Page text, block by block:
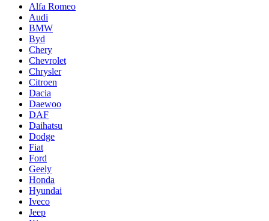
Alfa Romeo
Audi
BMW
Byd
Chery
Chevrolet
Chrysler
Citroen
Dacia
Daewoo
DAF
Daihatsu
Dodge
Fiat
Ford
Geely
Honda
Hyundai
Iveco
Jeep